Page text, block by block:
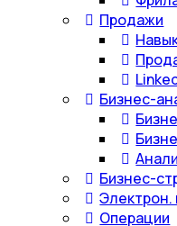
Продажи
Бизнес-
Бизнес-
Операции